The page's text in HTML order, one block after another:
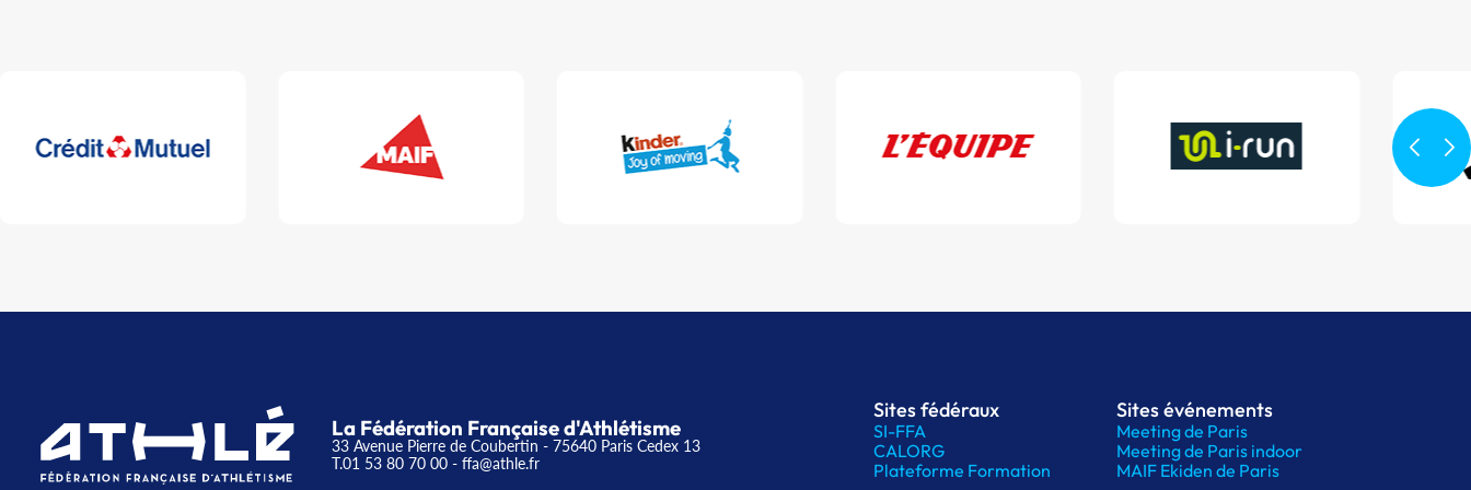
La Fédération Française d'Athlétisme
33 Avenue Pierre de Coubertin - 75640 Paris Cedex 13
T.01 53 80 70 00 - ffa@athle.fr
Sites fédéraux
SI-FFA
CALORG
Plateforme Formation
Sites événements
Meeting de Paris
Meeting de Paris indoor
MAIF Ekiden de Paris